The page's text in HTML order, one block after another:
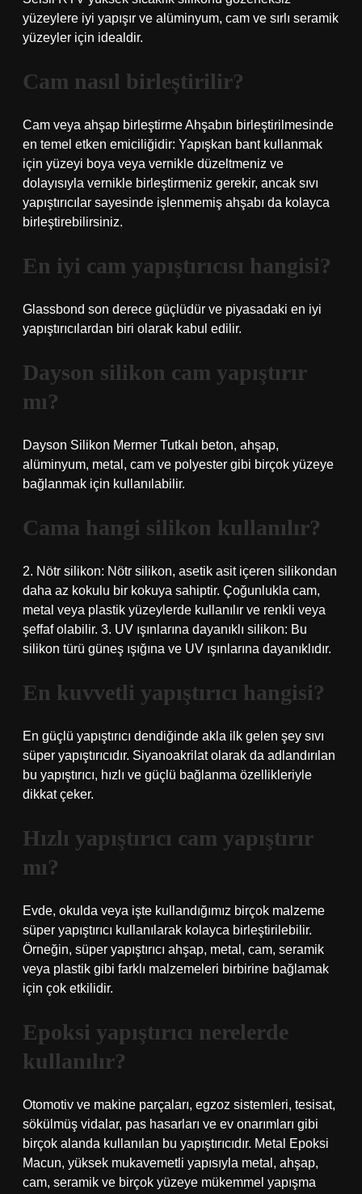
yüzeylere iyi yapışır ve alüminyum, cam ve sırlı seramik
yüzeyler için idealdir.
Cam nasıl birleştirilir?
Cam veya ahşap birleştirme Ahşabın birleştirilmesinde
en temel etken emiciliğidir: Yapışkan bant kullanmak
için yüzeyi boya veya vernikle düzeltmeniz ve
dolayısıyla vernikle birleştirmeniz gerekir, ancak sıvı
yapıştırıcılar sayesinde işlenmemiş ahşabı da kolayca
birleştirebilirsiniz.
En iyi cam yapıştırıcısı hangisi?
Glassbond son derece güçlüdür ve piyasadaki en iyi
yapıştırıcılardan biri olarak kabul edilir.
Dayson silikon cam yapıştırır
mı?
Dayson Silikon Mermer Tutkalı beton, ahşap,
alüminyum, metal, cam ve polyester gibi birçok yüzeye
bağlanmak için kullanılabilir.
Cama hangi silikon kullanılır?
2. Nötr silikon: Nötr silikon, asetik asit içeren silikondan
daha az kokulu bir kokuya sahiptir. Çoğunlukla cam,
metal veya plastik yüzeylerde kullanılır ve renkli veya
şeffaf olabilir. 3. UV ışınlarına dayanıklı silikon: Bu
silikon türü güneş ışığına ve UV ışınlarına dayanıklıdır.
En kuvvetli yapıştırıcı hangisi?
En güçlü yapıştırıcı dendiğinde akla ilk gelen şey sıvı
süper yapıştırıcıdır. Siyanoakrilat olarak da adlandırılan
bu yapıştırıcı, hızlı ve güçlü bağlanma özellikleriyle
dikkat çeker.
Hızlı yapıştırıcı cam yapıştırır
mı?
Evde, okulda veya işte kullandığımız birçok malzeme
süper yapıştırıcı kullanılarak kolayca birleştirilebilir.
Örneğin, süper yapıştırıcı ahşap, metal, cam, seramik
veya plastik gibi farklı malzemeleri birbirine bağlamak
için çok etkilidir.
Epoksi yapıştırıcı nerelerde
kullanılır?
Otomotiv ve makine parçaları, egzoz sistemleri, tesisat,
sökülmüş vidalar, pas hasarları ve ev onarımları gibi
birçok alanda kullanılan bu yapıştırıcıdır. Metal Epoksi
Macun, yüksek mukavemetli yapısıyla metal, ahşap,
cam, seramik ve birçok yüzeye mükemmel yapışma